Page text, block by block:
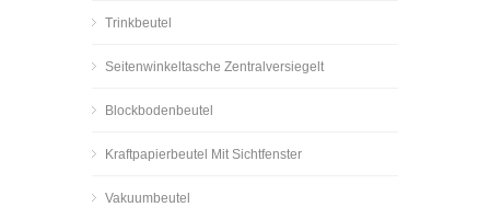
Trinkbeutel
Seitenwinkeltasche Zentralversiegelt
Blockbodenbeutel
Kraftpapierbeutel Mit Sichtfenster
Vakuumbeutel